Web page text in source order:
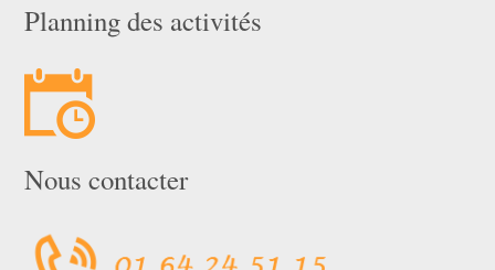
Planning des activités
Nous contacter